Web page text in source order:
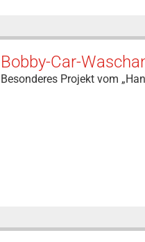
Bobby-Car-
Besonderes Projekt vom